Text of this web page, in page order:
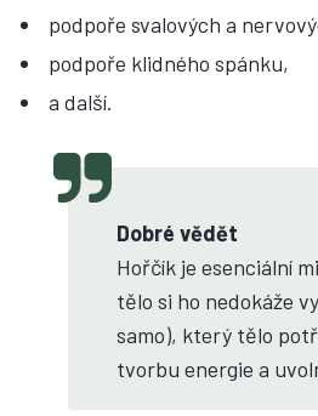
podpoře svalových a
podpoře klidného spánku,
a další.
Dobré vědět
Hořčík je esenciální
tělo si ho nedokáže
samo), který tělo
tvorbu energie a